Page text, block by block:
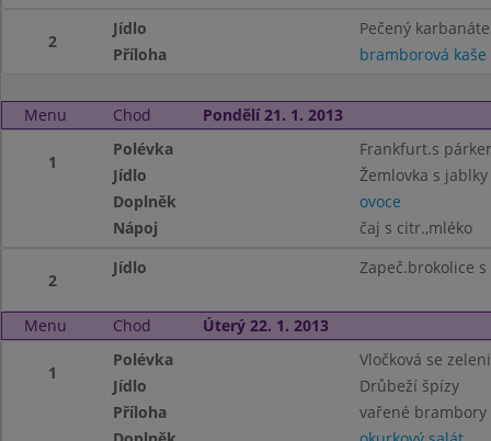
2
Jídlo
Pečený
Příloha
bramborová kaše
Menu Chod Pondělí 21. 1. 2013
1
Polévka
Frankfurt.s
Jídlo
Žemlovka s
Doplněk
ovoce
Nápoj
čaj s citr.,mléko
2
Jídlo Zapeč.brokolice
Menu Chod Úterý 22. 1. 2013
1
Polévka
Vločková se
Jídlo
Drůbeží špízy
Příloha
vařené brambory